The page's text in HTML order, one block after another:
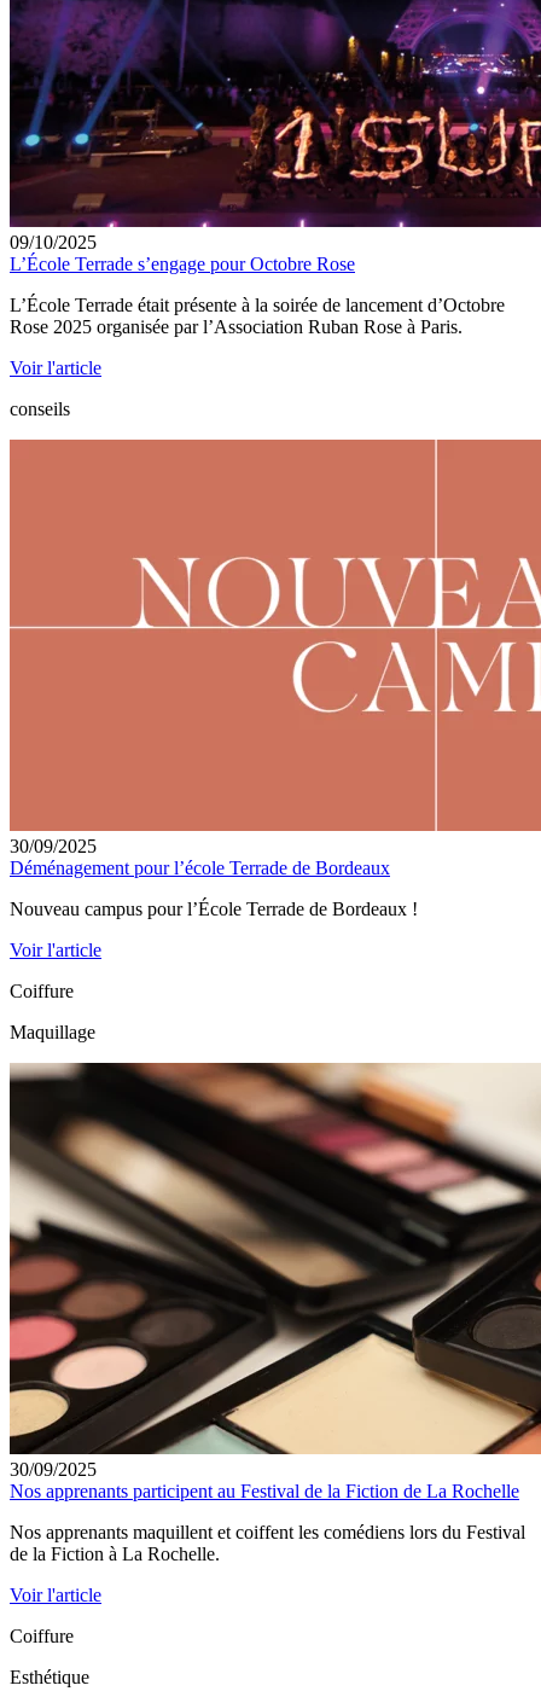
09/10/2025
L’École Terrade s’engage pour Octobre Rose
L’École Terrade était présente à la soirée de lancement d’Octobre
Rose 2025 organisée par l’Association Ruban Rose à Paris.
Voir l'article
conseils
30/09/2025
Déménagement pour l’école Terrade de Bordeaux
Nouveau campus pour l’École Terrade de Bordeaux !
Voir l'article
Coiffure
Maquillage
30/09/2025
Nos apprenants participent au Festival de la Fiction de La Rochelle
Nos apprenants maquillent et coiffent les comédiens lors du Festival
de la Fiction à La Rochelle.
Voir l'article
Coiffure
Esthétique